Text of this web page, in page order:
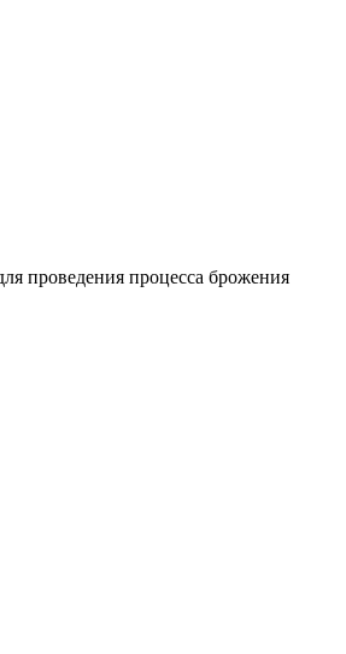
проведения процесса брожения